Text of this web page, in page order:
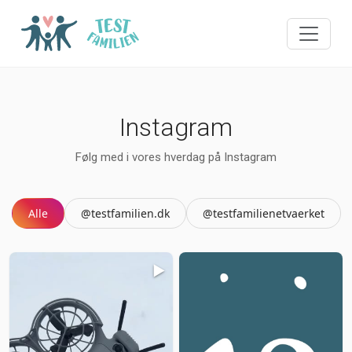
Instagram
Følg med i vores hverdag på Instagram
Alle @testfamilien.dk @testfamilienetvaerket
▶️